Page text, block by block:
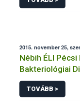
2015. november 25,
Nébih ÉLI
Bakteriológiai
Laboratórium
TOVÁBB >